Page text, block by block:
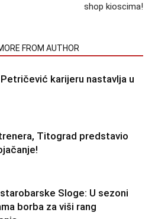
shop kioscima!
FROM AUTHOR
karijeru nastavlja u
Titograd predstavio
Sloge: U sezoni
borba za viši rang